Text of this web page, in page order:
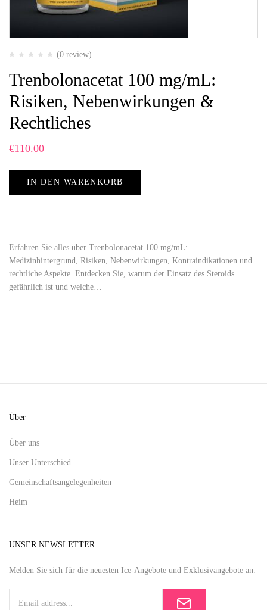
(0 review)
Trenbolonacetat 100 mg/mL:
Risiken, Nebenwirkungen &
Rechtliches
€110.00
IN DEN WARENKORB
Erfahren Sie alles über Trenbolonacetat 100 mg/mL:
Medizinhintergrund, Risiken, Nebenwirkungen, Kontraindikationen und
rechtliche Aspekte. Entdecken Sie, warum der Einsatz des Steroids
gefährlich ist und welche…
Über
Über uns
Unser Unterschied
Gemeinschaftsangelegenheiten
Heim
UNSER NEWSLETTER
Melden Sie sich für die neuesten Ice-Angebote und Exklusivangebote an.